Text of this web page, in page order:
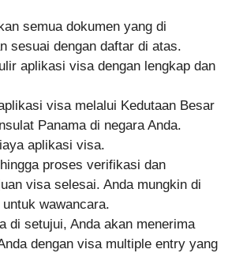
semua dokumen yang di
sesuai dengan daftar di atas.
aplikasi visa dengan lengkap dan
visa melalui Kedutaan Besar
Panama di negara Anda.
aplikasi visa.
proses verifikasi dan
visa selesai. Anda mungkin di
untuk wawancara.
di setujui, Anda akan menerima
dengan visa multiple entry yang